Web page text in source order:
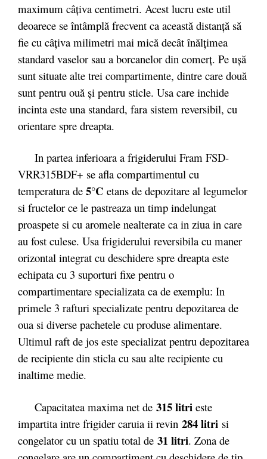
maximum câţiva centimetri. Acest lucru este util
deoarece se întâmplă frecvent ca această distanţă să
fie cu câţiva milimetri mai mică decât înălţimea
standard vaselor sau a borcanelor din comerţ. Pe uşă
sunt situate alte trei compartimente, dintre care două
sunt pentru ouă şi pentru sticle. Usa care inchide
incinta este una standard, fara sistem reversibil, cu
orientare spre dreapta.
In partea inferioara a frigiderului Fram FSD-
VRR315BDF+ se afla compartimentul cu
temperatura de 5°C etans de depozitare al legumelor
si fructelor ce le pastreaza un timp indelungat
proaspete si cu aromele nealterate ca in ziua in care
au fost culese. Usa frigiderului reversibila cu maner
orizontal integrat cu deschidere spre dreapta este
echipata cu 3 suporturi fixe pentru o
compartimentare specializata ca de exemplu: In
primele 3 rafturi specializate pentru depozitarea de
oua si diverse pachetele cu produse alimentare.
Ultimul raft de jos este specializat pentru depozitarea
de recipiente din sticla cu sau alte recipiente cu
inaltime medie.
Capacitatea maxima net de 315 litri este
impartita intre frigider caruia ii revin 284 litri si
congelator cu un spatiu total de 31 litri. Zona de